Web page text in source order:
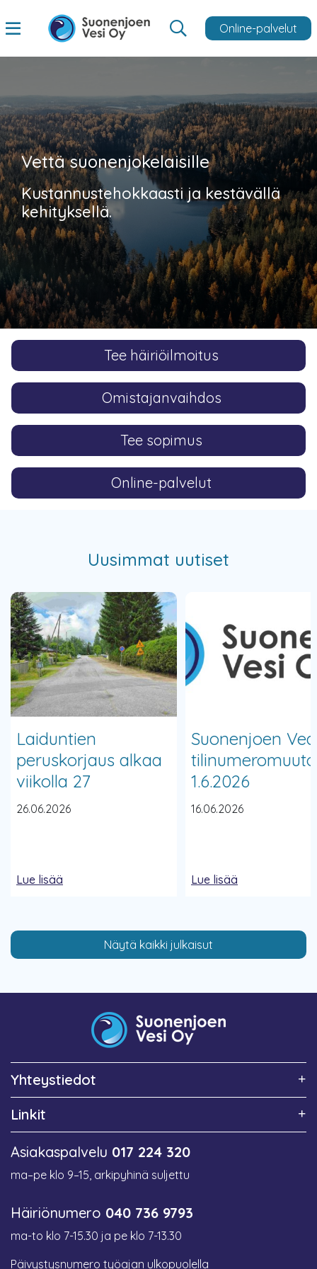
Online-palvelut
Vettä suonenjokelaisille
Kustannustehokkaasti ja kestävällä
kehityksellä.
Tee häiriöilmoitus
Omistajanvaihdos
Tee sopimus
Online-palvelut
Uusimmat uutiset
Laiduntien
peruskorjaus alkaa
viikolla 27
26.06.2026
Lue lisää
Suonenjoen
1.6.2026
16.06.2026
Lue lisää
Näytä kaikki julkaisut
Yhteystiedot
Linkit
Asiakaspalvelu 017 224 320
ma–pe klo 9–15, arkipyhinä suljettu
Häiriönumero 040 736 9793
ma-to klo 7-15.30 ja pe klo 7-13.30
Päivystysnumero työajan ulkopuolella